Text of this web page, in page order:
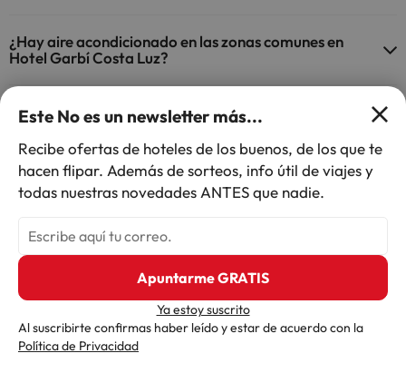
Añade tus fechas
¿Hay aire acondicionado en las zonas comunes en
Hotel Garbí Costa Luz?
Sí, Hotel Garbí Costa Luz tiene aire acondicionado en las zonas
comunes.
¿Hay restaurante en Hotel Garbí Costa Luz?
Sí, Hotel Garbí Costa Luz tiene restaurante.
¿Hay bar en Hotel Garbí Costa Luz?
Sí, Hotel Garbí Costa Luz tiene bar.
España
Conil de la Frontera
Hotel Garbí Costa Luz
Este No es un newsletter más...
Recibe ofertas de hoteles de los buenos, de los que te
hacen flipar. Además de sorteos, info útil de viajes y
todas nuestras novedades ANTES que nadie.
Apuntarme GRATIS
Ya estoy suscrito
Al suscribirte confirmas haber leído y estar de acuerdo con la
Política de Privacidad
Otras iniciativas de éxito del grupo "Viajes Para Ti"